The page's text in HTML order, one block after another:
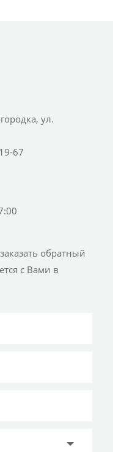
ул.
67
обратный
с Вами в